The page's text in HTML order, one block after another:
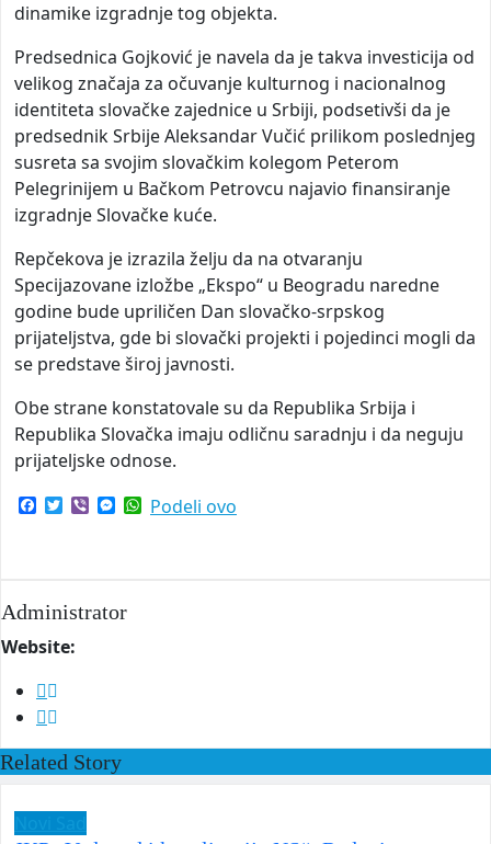
dinamike izgradnje tog objekta.
Predsednica Gojković je navela da je takva investicija od
velikog značaja za očuvanje kulturnog i nacionalnog
identiteta slovačke zajednice u Srbiji, podsetivši da je
predsednik Srbije Aleksandar Vučić prilikom poslednjeg
susreta sa svojim slovačkim kolegom Peterom
Pelegrinijem u Bačkom Petrovcu najavio finansiranje
izgradnje Slovačke kuće.
Repčekova je izrazila želju da na otvaranju
Specijazovane izložbe „Ekspo“ u Beogradu naredne
godine bude upriličen Dan slovačko-srpskog
prijateljstva, gde bi slovački projekti i pojedinci mogli da
se predstave široj javnosti.
Obe strane konstatovale su da Republika Srbija i
Republika Slovačka imaju odličnu saradnju i da neguju
prijateljske odnose.
Facebook
TwitterViberMessenger
WhatsApp
Podeli ovo
Administrator
Website:
Related Story